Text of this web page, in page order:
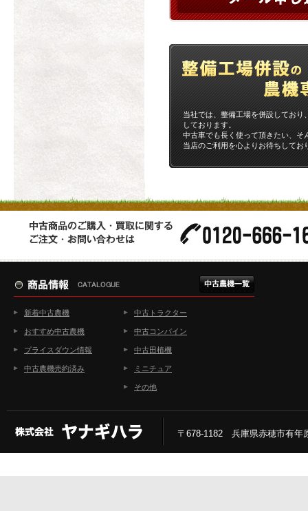
当社では、整備工場を併設してお
しております。
中古車でも長く使って頂きたい、そ
当店のご利用を心よりお待ちしてお
新着中古農機
おすすめ中古農機
プライスダウン情報
中古農機売約済み
中古トラクター
中古コンバイン
中古田植機
ミニチュア
その他
〒678-1182 兵庫県赤穂市有年